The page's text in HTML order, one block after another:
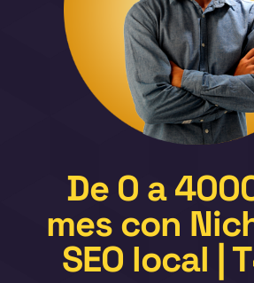
De 0 a
mes con
SEO local |